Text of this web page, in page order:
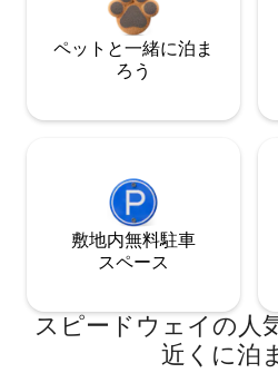
ペットと一緒に泊ま
ろう
敷地内無料駐⁠車
ス⁠ペ⁠ー⁠ス
スピードウェイの人
近くに泊